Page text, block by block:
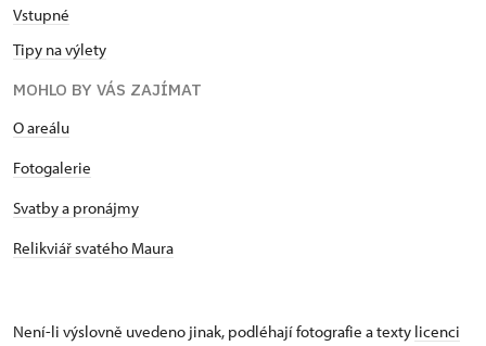
památkového objektu Karlovy univerzity. 2014
absolvoval program celoživotního vzdělávání
oddílů. 2016 získána cena HZS Karlovarského kraje
za osobní přínos k zabezpečení protipožární
Heyduka za přístup k nevidomým a slabozrakým
architektonické památky a výtvarné umění –
Vstupné
Tipy na výlety
MOHLO BY VÁS ZAJÍMAT
O areálu
Fotogalerie
Svatby a pronájmy
Relikviář svatého Maura
Není-li výslovně uvedeno jinak, podléhají fotografie a texty licenci